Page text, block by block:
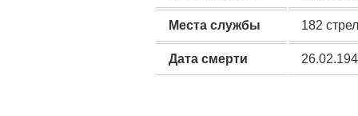
Места службы 182
Дата смерти